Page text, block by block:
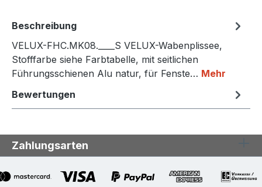
Beschreibung
VELUX-FHC.MK08.____S VELUX-Wabenplissee,
Stofffarbe siehe Farbtabelle, mit seitlichen
Führungsschienen Alu natur, für Fenste… Mehr
Bewertungen
Zahlungsarten